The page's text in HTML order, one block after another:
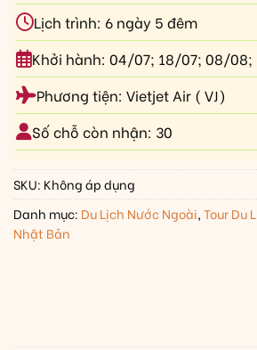
Lịch trình: 6 ngày 5 đêm
Khởi hành: 04/07; 18/07; 08/08;
Phương tiện: Vietjet Air ( VJ)
Số chỗ còn nhận: 30
SKU: Không áp dụng
Danh mục: Du Lịch Nước Ngoài,Tour Du
Nhật Bản